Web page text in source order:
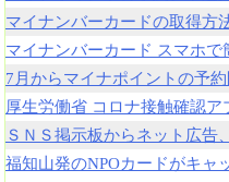
マイナンバーカードの取得方
マイナンバーカード スマホで
7月からマイナポイントの予
厚生労働省 コロナ接触確認ア
ＳＮＳ掲示板からネット広告
福知山発のNPOカードがキャ